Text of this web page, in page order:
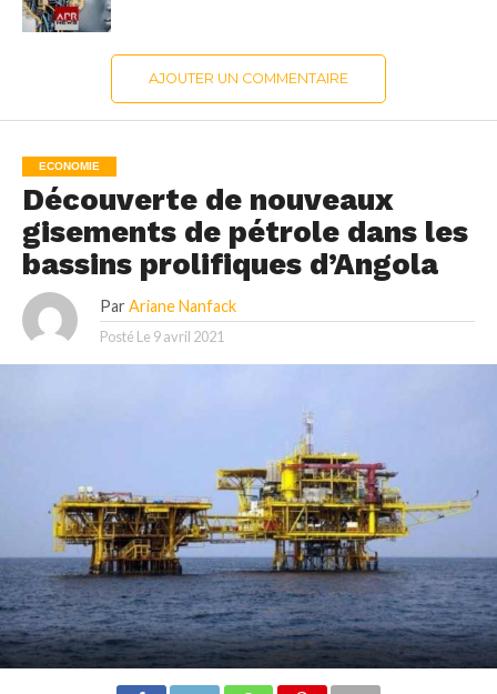
AJOUTER UN COMMENTAIRE
ECONOMIE
Découverte de nouveaux
gisements de pétrole dans les
bassins prolifiques d’Angola
Par Ariane Nanfack
Posté Le 9 avril 2021